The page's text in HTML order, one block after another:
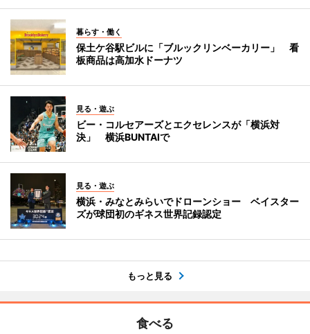
暮らす・働く
保土ケ谷駅ビルに「ブルックリンベーカリー」 看
板商品は高加水ドーナツ
見る・遊ぶ
ビー・コルセアーズとエクセレンスが「横浜対
決」 横浜BUNTAIで
見る・遊ぶ
横浜・みなとみらいでドローンショー ベイスター
ズが球団初のギネス世界記録認定
もっと見る
食べる